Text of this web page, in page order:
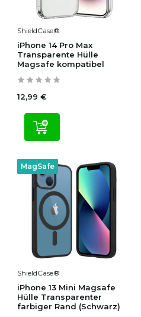
ShieldCase®
iPhone 14 Pro Max
Transparente Hülle
Magsafe kompatibel
12,99 €
MagSafe
ShieldCase®
iPhone 13 Mini Magsafe
Hülle Transparenter
farbiger Rand (Schwarz)